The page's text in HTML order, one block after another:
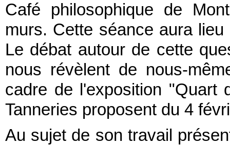
Café philosophique de
murs. Cette séance aura
Le débat autour de cette
nous révèlent de nous-
cadre de l'exposition "Quart
Tanneries proposent du 4
Au sujet de son travail